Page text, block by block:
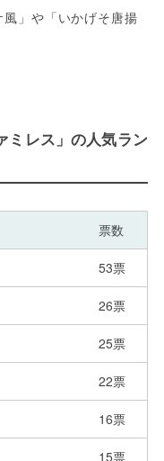
」や「いかげそ唐揚
ミレス」の人気ラン
票数
53票
26票
25票
22票
16票
15票